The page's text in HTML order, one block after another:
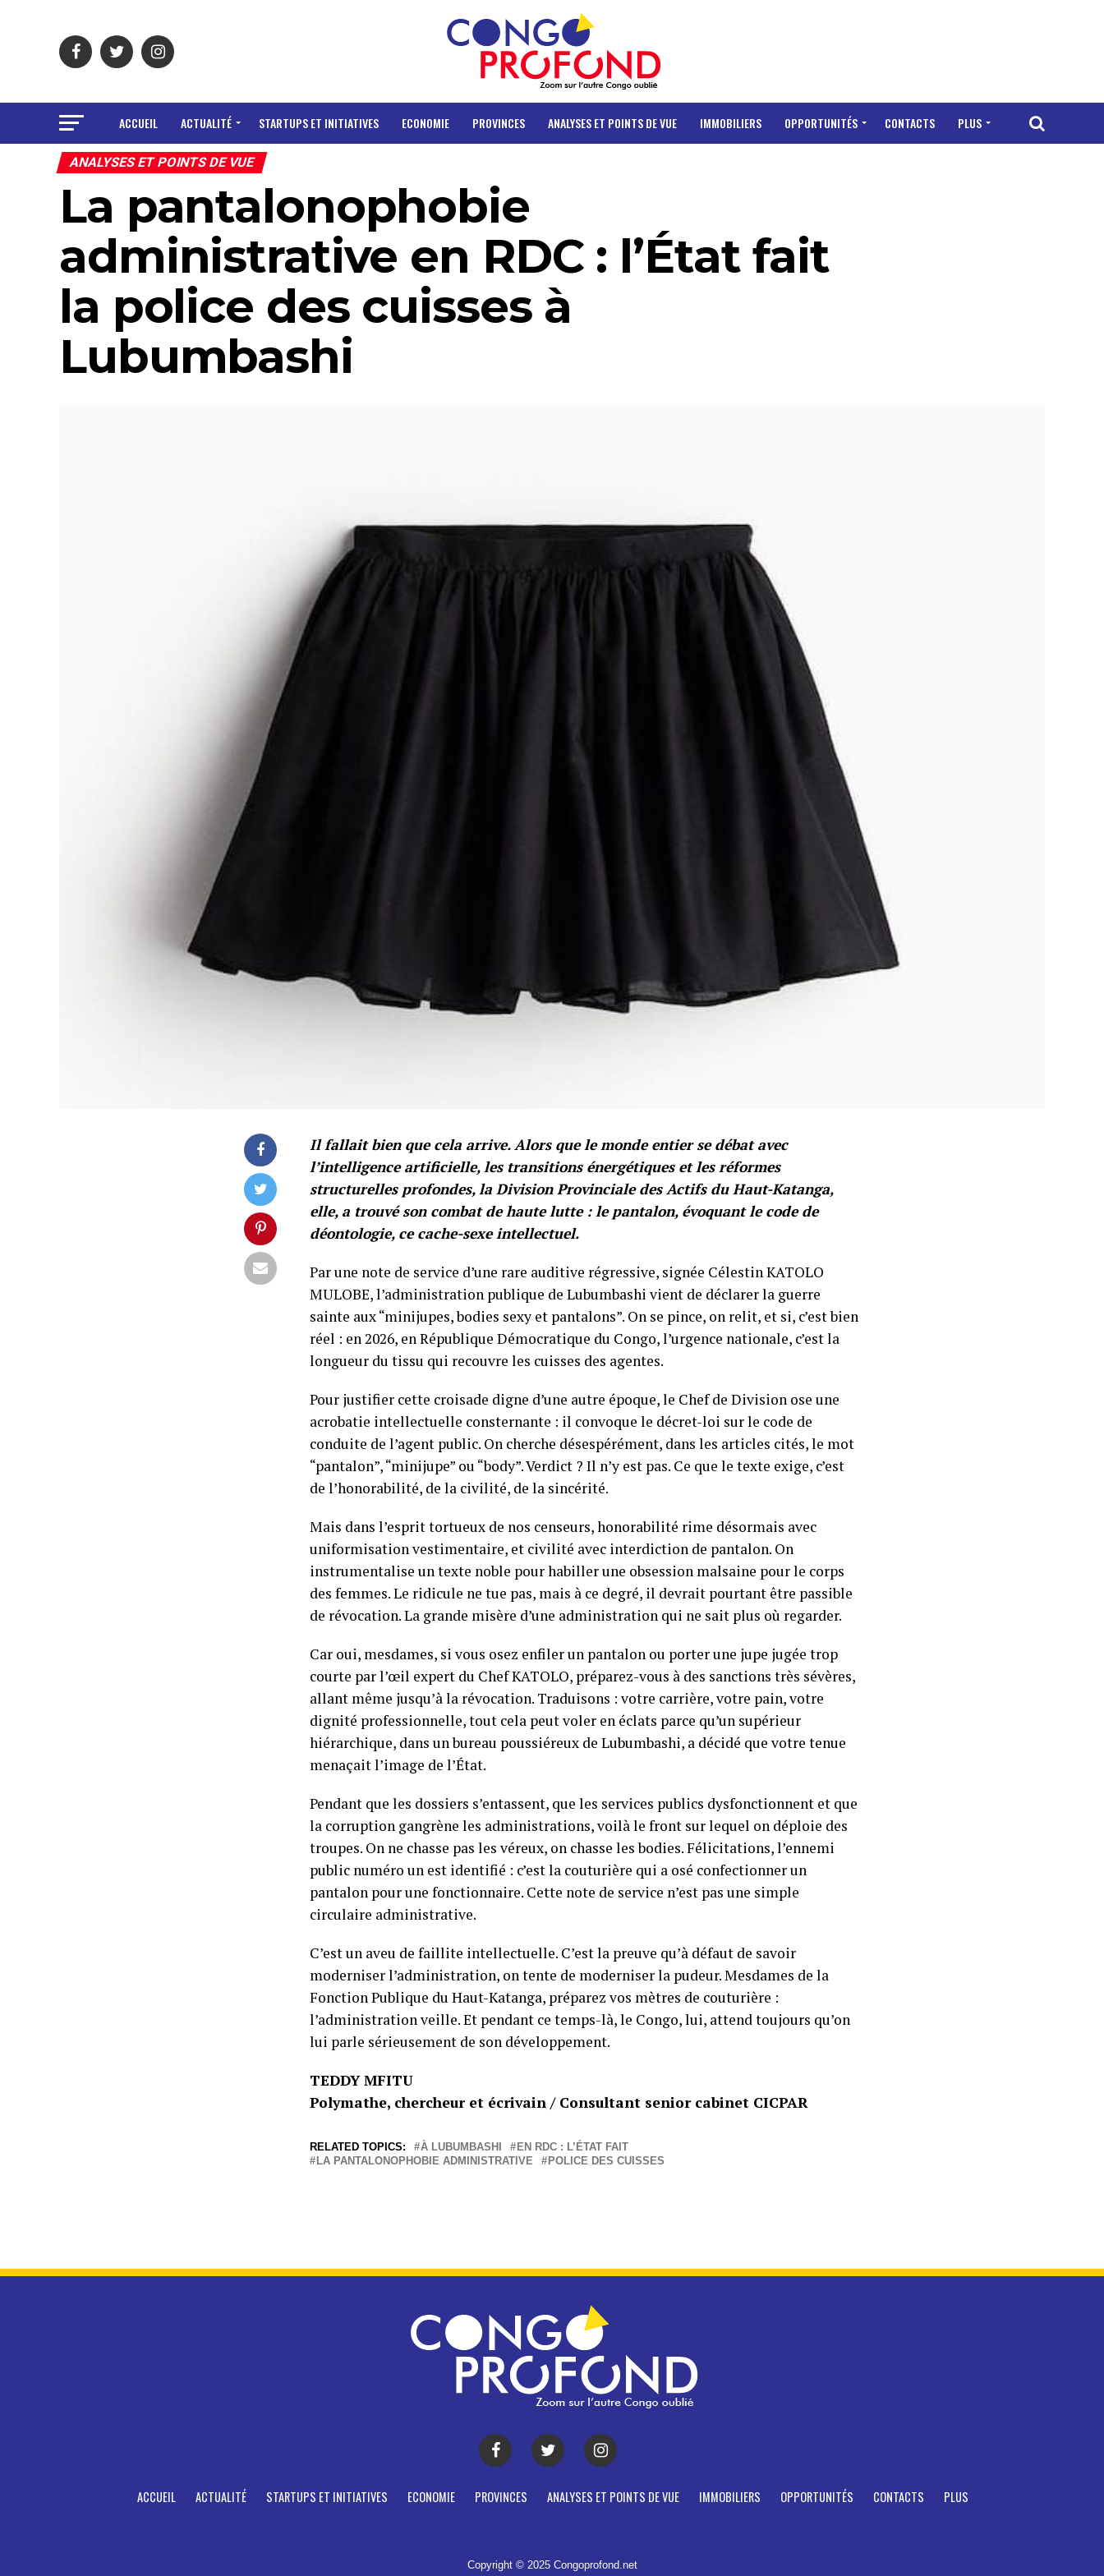
ACCUEIL ACTUALITÉ STARTUPS ET INITIATIVES ECONOMIE PROVINCES ANALYSES ET POINTS DE VUE IMMOBILIERS OPPORTUNITÉS CONTACTS PLUS
ANALYSES ET POINTS DE VUE
La pantalonophobie
administrative en RDC : l’État fait
la police des cuisses à
Lubumbashi
Il fallait bien que cela arrive. Alors que le monde entier se débat avec
l’intelligence artificielle, les transitions énergétiques et les réformes
structurelles profondes, la Division Provinciale des Actifs du Haut-Katanga,
elle, a trouvé son combat de haute lutte : le pantalon, évoquant le code de
déontologie, ce cache-sexe intellectuel.
Par une note de service d’une rare auditive régressive, signée Célestin KATOLO
MULOBE, l’administration publique de Lubumbashi vient de déclarer la guerre
sainte aux “minijupes, bodies sexy et pantalons”. On se pince, on relit, et si, c’est bien
réel : en 2026, en République Démocratique du Congo, l’urgence nationale, c’est la
longueur du tissu qui recouvre les cuisses des agentes.
Pour justifier cette croisade digne d’une autre époque, le Chef de Division ose une
acrobatie intellectuelle consternante : il convoque le décret-loi sur le code de
conduite de l’agent public. On cherche désespérément, dans les articles cités, le mot
“pantalon”, “minijupe” ou “body”. Verdict ? Il n’y est pas. Ce que le texte exige, c’est
de l’honorabilité, de la civilité, de la sincérité.
Mais dans l’esprit tortueux de nos censeurs, honorabilité rime désormais avec
uniformisation vestimentaire, et civilité avec interdiction de pantalon. On
instrumentalise un texte noble pour habiller une obsession malsaine pour le corps
des femmes. Le ridicule ne tue pas, mais à ce degré, il devrait pourtant être passible
de révocation. La grande misère d’une administration qui ne sait plus où regarder.
Car oui, mesdames, si vous osez enfiler un pantalon ou porter une jupe jugée trop
courte par l’œil expert du Chef KATOLO, préparez-vous à des sanctions très sévères,
allant même jusqu’à la révocation. Traduisons : votre carrière, votre pain, votre
dignité professionnelle, tout cela peut voler en éclats parce qu’un supérieur
hiérarchique, dans un bureau poussiéreux de Lubumbashi, a décidé que votre tenue
menaçait l’image de l’État.
Pendant que les dossiers s’entassent, que les services publics dysfonctionnent et que
la corruption gangrène les administrations, voilà le front sur lequel on déploie des
troupes. On ne chasse pas les véreux, on chasse les bodies. Félicitations, l’ennemi
public numéro un est identifié : c’est la couturière qui a osé confectionner un
pantalon pour une fonctionnaire. Cette note de service n’est pas une simple
circulaire administrative.
C’est un aveu de faillite intellectuelle. C’est la preuve qu’à défaut de savoir
moderniser l’administration, on tente de moderniser la pudeur. Mesdames de la
Fonction Publique du Haut-Katanga, préparez vos mètres de couturière :
l’administration veille. Et pendant ce temps-là, le Congo, lui, attend toujours qu’on
lui parle sérieusement de son développement.
TEDDY MFITU
Polymathe, chercheur et écrivain / Consultant senior cabinet CICPAR
RELATED TOPICS: À LUBUMBASHI
EN RDC : L’ÉTAT FAIT
LA PANTALONOPHOBIE ADMINISTRATIVE
POLICE DES CUISSES
ACCUEIL ACTUALITÉ STARTUPS ET INITIATIVES ECONOMIE PROVINCES ANALYSES ET POINTS DE VUE IMMOBILIERS OPPORTUNITÉS CONTACTS PLUS
Copyright © 2025 Congoprofond.net